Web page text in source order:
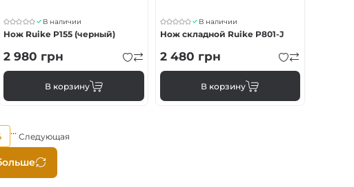
В наличии
Нож Ruike P155 (черный)
2 980 грн
В корзину
В наличии
Нож складной Ruike P801-J
2 480 грн
В корзину
…
Следующая
страница
Следующая